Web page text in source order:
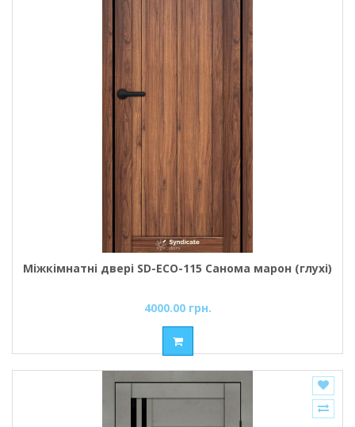
Міжкімнатні двері SD-ECO-115 Санома марон (глухі)
4000.00 грн.